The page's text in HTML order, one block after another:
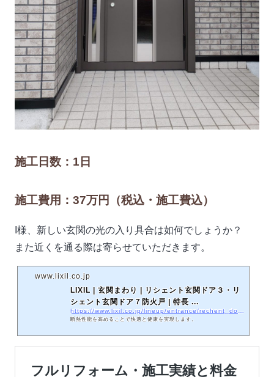
施工日数：1日
施工費用：37万円（税込・施工費込）
I様、新しい玄関の光の入り具合は如何でしょうか？
また近くを通る際は寄らせていただきます。
www.lixil.co.jp
LIXIL | 玄関まわり | リシェント玄関ドア３・リ
シェント玄関ドア７防火戸 | 特長 ...
https://www.lixil.co.jp/lineup/entrance/rechent_door/feature/eco/
断熱性能を高めることで快適と健康を実現します。